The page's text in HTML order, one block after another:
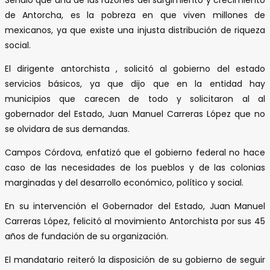
de Antorcha, es la pobreza en que viven millones de
mexicanos, ya que existe una injusta distribución de riqueza
social.
El dirigente antorchista , solicitó al gobierno del estado
servicios básicos, ya que dijo que en la entidad hay
municipios que carecen de todo y solicitaron al al
gobernador del Estado, Juan Manuel Carreras López que no
se olvidara de sus demandas.
Campos Córdova, enfatizó que el gobierno federal no hace
caso de las necesidades de los pueblos y de las colonias
marginadas y del desarrollo económico, político y social.
En su intervención el Gobernador del Estado, Juan Manuel
Carreras López, felicitó al movimiento Antorchista por sus 45
años de fundación de su organización.
El mandatario reiteró la disposición de su gobierno de seguir